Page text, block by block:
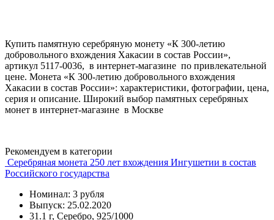
Купить памятную серебряную монету «К 300-летию
добровольного вхождения Хакасии в состав России»,
артикул 5117-0036, в интернет-магазине по привлекательной
цене. Монета «К 300-летию добровольного вхождения
Хакасии в состав России»: характеристики, фотографии, цена,
серия и описание. Широкий выбор памятных серебряных
монет в интернет-магазине в Москве
Рекомендуем в категории
Серебряная монета 250 лет вхождения Ингушетии в состав
Российского государства
Номинал: 3 рубля
Выпуск: 25.02.2020
31.1 г, Серебро, 925/1000